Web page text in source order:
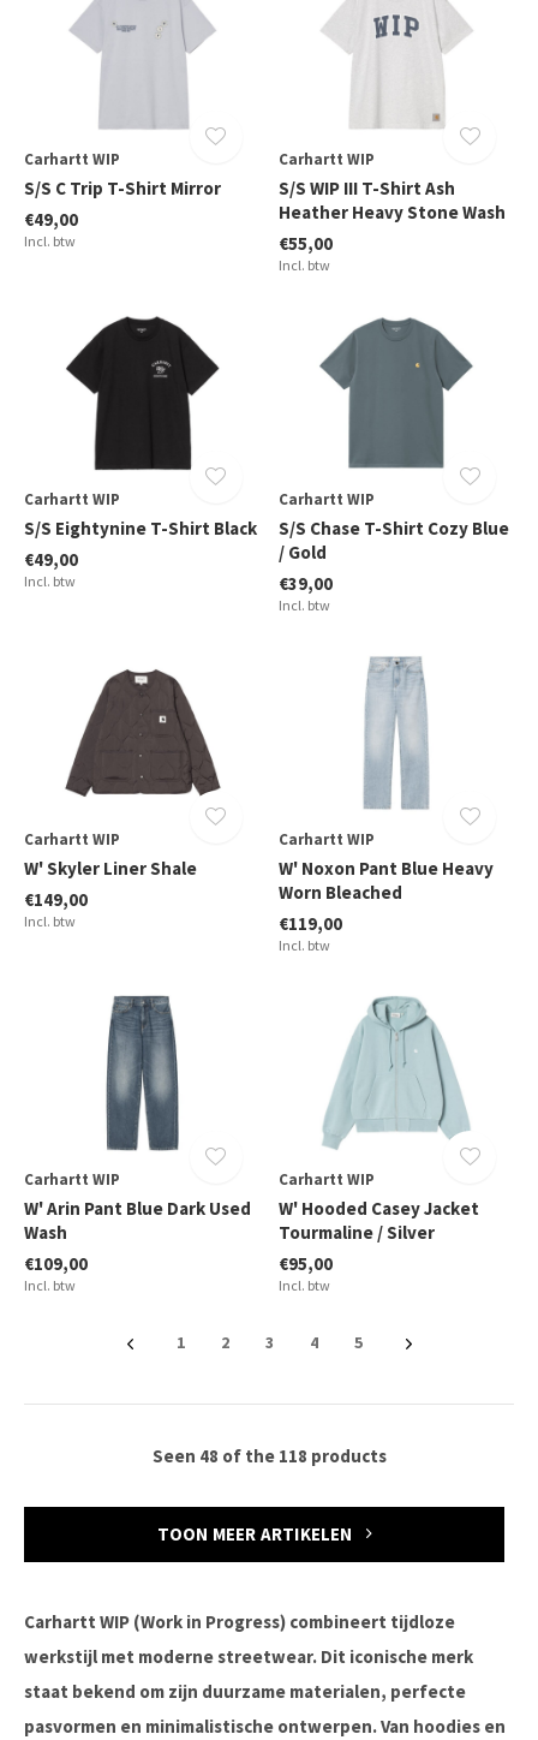
Carhartt WIP
S/S C Trip T-Shirt Mirror
€49,00
Incl. btw
Carhartt WIP
S/S WIP III T-Shirt Ash
Heather Heavy Stone Wash
€55,00
Incl. btw
Carhartt WIP
S/S Eightynine T-Shirt Black
€49,00
Incl. btw
Carhartt WIP
S/S Chase T-Shirt Cozy Blue
/ Gold
€39,00
Incl. btw
Carhartt WIP
W' Skyler Liner Shale
€149,00
Incl. btw
Carhartt WIP
W' Noxon Pant Blue Heavy
Worn Bleached
€119,00
Incl. btw
Carhartt WIP
W' Arin Pant Blue Dark Used
Wash
€109,00
Incl. btw
Carhartt WIP
W' Hooded Casey Jacket
Tourmaline / Silver
€95,00
Incl. btw
1 2 3 4 5
Seen 48 of the 118 products
TOON MEER ARTIKELEN
Carhartt WIP (Work in Progress) combineert tijdloze
werkstijl met moderne streetwear. Dit iconische merk
staat bekend om zijn duurzame materialen, perfecte
pasvormen en minimalistische ontwerpen. Van hoodies en